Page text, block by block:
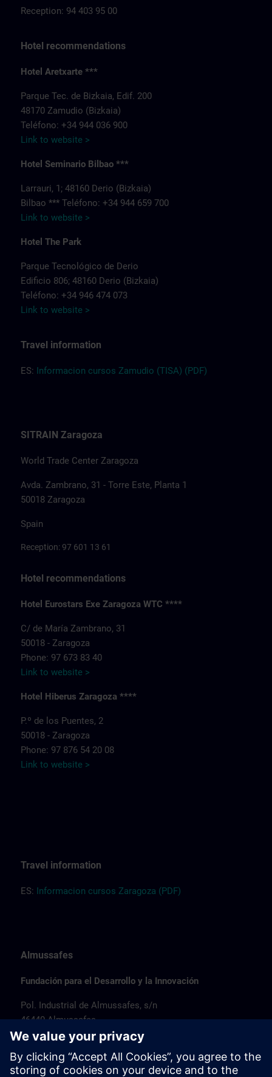
Reception: 94 403 95 00
Hotel recommendations
Hotel Aretxarte ***
Parque Tec. de Bizkaia, Edif. 200
48170 Zamudio (Bizkaia)
Teléfono: +34 944 036 900
Link to website >
Hotel Seminario Bilbao ***
Larrauri, 1; 48160 Derio (Bizkaia)
Bilbao *** Teléfono: +34 944 659 700
Link to website >
Hotel The Park
Parque Tecnológico de Derio
Edificio 806; 48160 Derio (Bizkaia)
Teléfono: +34 946 474 073
Link to website >
Travel information
ES: Informacion cursos Zamudio (TISA) (PDF)
SITRAIN Zaragoza
World Trade Center Zaragoza
Avda. Zambrano, 31 - Torre Este, Planta 1
50018 Zaragoza
Spain
Reception: 97 601 13 61
Hotel recommendations
Hotel Eurostars Exe Zaragoza WTC ****
C/ de María Zambrano, 31
50018 - Zaragoza
Phone: 97 673 83 40
Link to website >
Hotel Hiberus Zaragoza ****
P.º de los Puentes, 2
50018 - Zaragoza
Phone: 97 876 54 20 08
Link to website >
Travel information
ES: Informacion cursos Zaragoza (PDF)
Almussafes
Fundación para el Desarrollo y la Innovación
Pol. Industrial de Almussafes, s/n
46440 Almussafes
Spain
Link to website >